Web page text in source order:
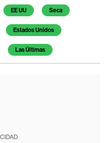
EE UU Seca
Estados Unidos
Las Últimas